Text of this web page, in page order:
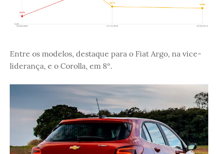
Entre os modelos, destaque para o Fiat Argo, na vice-
liderança, e o Corolla, em 8º.